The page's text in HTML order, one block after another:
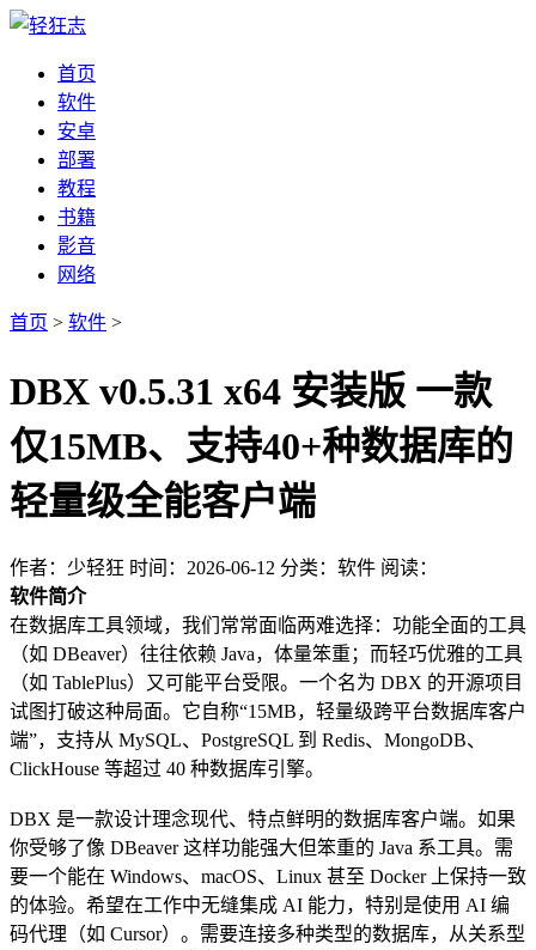
首页
软件
安卓
部署
教程
书籍
影音
网络
首页 > 软件 >
DBX v0.5.31 x64 安装版 一款
仅15MB、支持40+种数据库的
轻量级全能客户端
作者：少轻狂 时间：2026-06-12 分类：软件 阅读：
软件简介
在数据库工具领域，我们常常面临两难选择：功能全面的工具
（如 DBeaver）往往依赖 Java，体量笨重；而轻巧优雅的工具
（如 TablePlus）又可能平台受限。一个名为 DBX 的开源项目
试图打破这种局面。它自称“15MB，轻量级跨平台数据库客户
端”，支持从 MySQL、PostgreSQL 到 Redis、MongoDB、
ClickHouse 等超过 40 种数据库引擎。
DBX 是一款设计理念现代、特点鲜明的数据库客户端。如果
你受够了像 DBeaver 这样功能强大但笨重的 Java 系工具。需
要一个能在 Windows、macOS、Linux 甚至 Docker 上保持一致
的体验。希望在工作中无缝集成 AI 能力，特别是使用 AI 编
码代理（如 Cursor）。需要连接多种类型的数据库，从关系型